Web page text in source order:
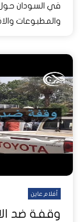
في السودان
والمطبوعات
أفلام عاين
وقفة ضد